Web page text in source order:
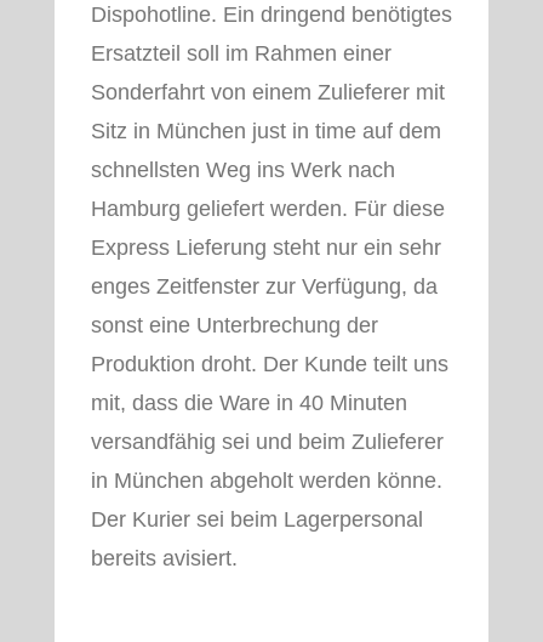
Dispohotline. Ein dringend benötigtes
Ersatzteil soll im Rahmen einer
Sonderfahrt von einem Zulieferer mit
Sitz in München just in time auf dem
schnellsten Weg ins Werk nach
Hamburg geliefert werden. Für diese
Express Lieferung steht nur ein sehr
enges Zeitfenster zur Verfügung, da
sonst eine Unterbrechung der
Produktion droht. Der Kunde teilt uns
mit, dass die Ware in 40 Minuten
versandfähig sei und beim Zulieferer
in München abgeholt werden könne.
Der Kurier sei beim Lagerpersonal
bereits avisiert.